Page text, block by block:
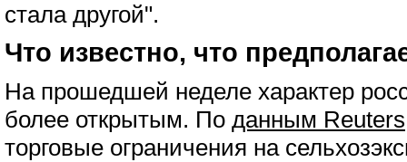
стала другой".
Что известно, что
На прошедшей неделе характер
более открытым. По данным Reuters
торговые ограничения на